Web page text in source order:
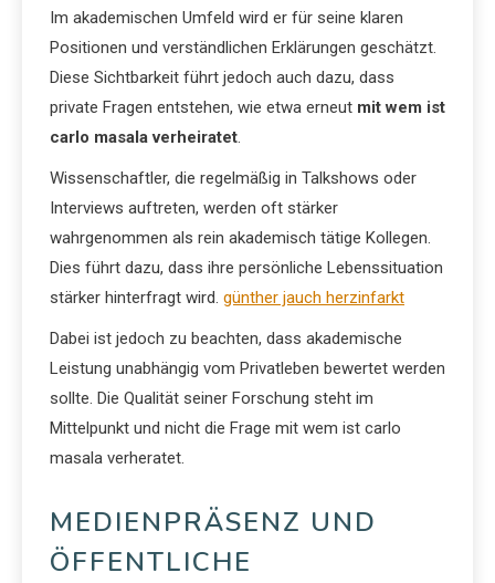
Im akademischen Umfeld wird er für seine klaren
Positionen und verständlichen Erklärungen geschätzt.
Diese Sichtbarkeit führt jedoch auch dazu, dass
private Fragen entstehen, wie etwa erneut mit wem ist
carlo masala verheiratet.
Wissenschaftler, die regelmäßig in Talkshows oder
Interviews auftreten, werden oft stärker
wahrgenommen als rein akademisch tätige Kollegen.
Dies führt dazu, dass ihre persönliche Lebenssituation
stärker hinterfragt wird. günther jauch herzinfarkt
Dabei ist jedoch zu beachten, dass akademische
Leistung unabhängig vom Privatleben bewertet werden
sollte. Die Qualität seiner Forschung steht im
Mittelpunkt und nicht die Frage mit wem ist carlo
masala verheratet.
MEDIENPRÄSENZ UND
ÖFFENTLICHE